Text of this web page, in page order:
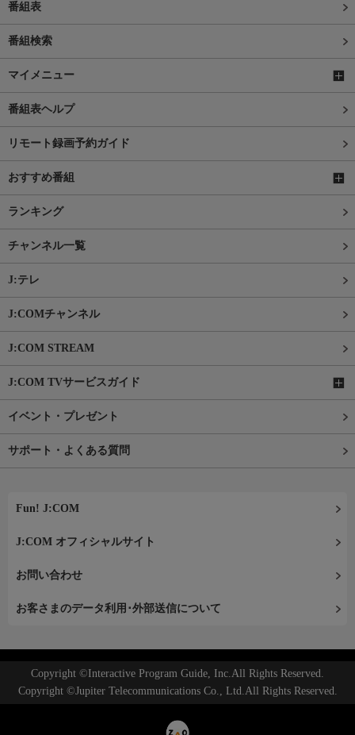
番組表
番組検索
マイメニュー
番組表ヘルプ
リモート録画予約ガイド
おすすめ番組
ランキング
チャンネル一覧
J:テレ
J:COMチャンネル
J:COM STREAM
J:COM TVサービスガイド
イベント・プレゼント
サポート・よくある質問
Fun! J:COM
J:COM オフィシャルサイト
お問い合わせ
お客さまのデータ利用･外部送信について
Copyright ©Interactive Program Guide, Inc.All Rights Reserved.
Copyright ©Jupiter Telecommunications Co., Ltd.All Rights Reserved.